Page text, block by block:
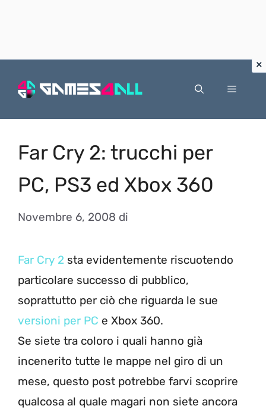
Menu
Far Cry 2: trucchi per
PC, PS3 ed Xbox 360
Novembre 6, 2008 di
Far Cry 2 sta evidentemente riscuotendo
particolare successo di pubblico,
soprattutto per ciò che riguarda le sue
versioni per PC e Xbox 360.
Se siete tra coloro i quali hanno già
incenerito tutte le mappe nel giro di un
mese, questo post potrebbe farvi scoprire
qualcosa al quale magari non siete ancora